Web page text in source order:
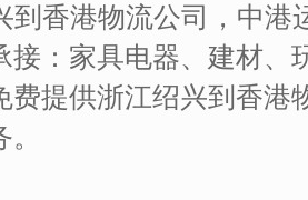
到香港物流公司，中
接：家具电器、建材、
费提供浙江绍兴到香港